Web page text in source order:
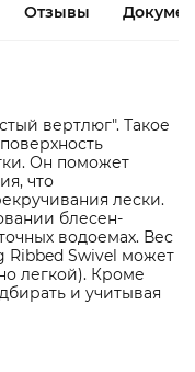
Отзывы
вертлюг". Такое
Он поможет
что
лески.
блесен-
водоемах. Вес
Ribbed Swivel может
легкой). Кроме
и учитывая